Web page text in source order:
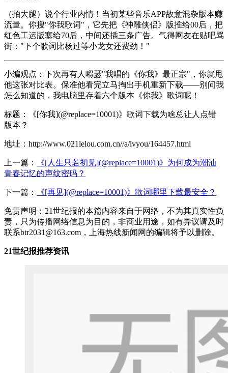
（拍大腿）说个行业内情！当初某些音乐APP故意混杂版本赚
流量。你搜"你我歌词"，它先把《神雕侠侣》版推给00后，把
红色工运版塞给70后，中间还插三条广告。气得网友在贴吧骂
街："下个歌词比杨过等小龙女还费劲！"
小编观点：下次再有人嘚瑟"我唱的《你我》最正宗"，你就甩
他这张对比表。保准他看完立马掏出手机重新下载——别问我
怎么知道的，我电脑里存着六个版本《你我》歌词呢！
标题：《[你我](@replace=10001)》歌词下载为啥总让人点错
版本？
地址：http://www.021lelou.com.cn//a/lvyou/164457.html
上一篇：
《[人生只若初见](@replace=10001)》为何成为潮汕
青春记忆的声纹密码？
下一篇： 《[再见](@replace=10001)》歌词哪里下载最安全？
免责声明：21世纪报的本篇内容来自于网络，不为其真实性负
责，只为传播网络信息为目的，非商业用途，如有异议请及时
联系btr2031@163.com，上海热线新闻网的编辑将予以删除。
21世纪报推荐资讯